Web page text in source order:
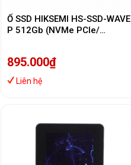
Ổ SSD HIKSEMI HS-SSD-WAVE
P 512Gb (NVMe PCIe/
895.000₫
Liên hệ